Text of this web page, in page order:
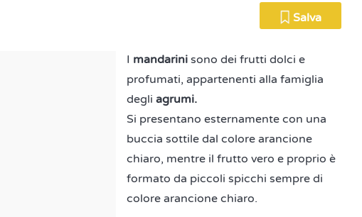
Salva
I mandarini sono dei frutti dolci e
profumati, appartenenti alla famiglia
degli agrumi.
Si presentano esternamente con una
buccia sottile dal colore arancione
chiaro, mentre il frutto vero e proprio è
formato da piccoli spicchi sempre di
colore arancione chiaro.